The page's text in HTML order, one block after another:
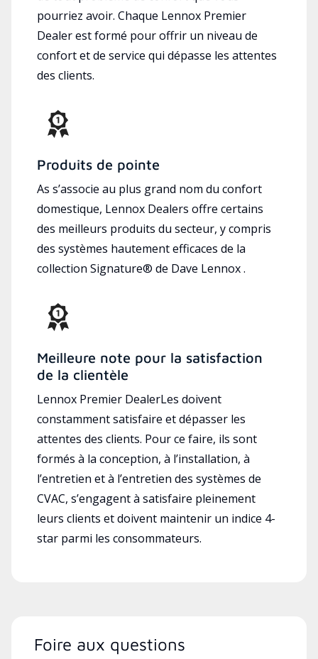
pourriez avoir. Chaque Lennox Premier
Dealer est formé pour offrir un niveau de
confort et de service qui dépasse les attentes
des clients.
Produits de pointe
As s’associe au plus grand nom du confort
domestique, Lennox Dealers offre certains
des meilleurs produits du secteur, y compris
des systèmes hautement efficaces de la
collection Signature® de Dave Lennox .
Meilleure note pour la satisfaction
de la clientèle
Lennox Premier DealerLes doivent
constamment satisfaire et dépasser les
attentes des clients. Pour ce faire, ils sont
formés à la conception, à l’installation, à
l’entretien et à l’entretien des systèmes de
CVAC, s’engagent à satisfaire pleinement
leurs clients et doivent maintenir un indice 4-
star parmi les consommateurs.
Foire aux questions